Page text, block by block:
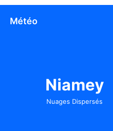
Météo
Niamey
Nuages Dispersés